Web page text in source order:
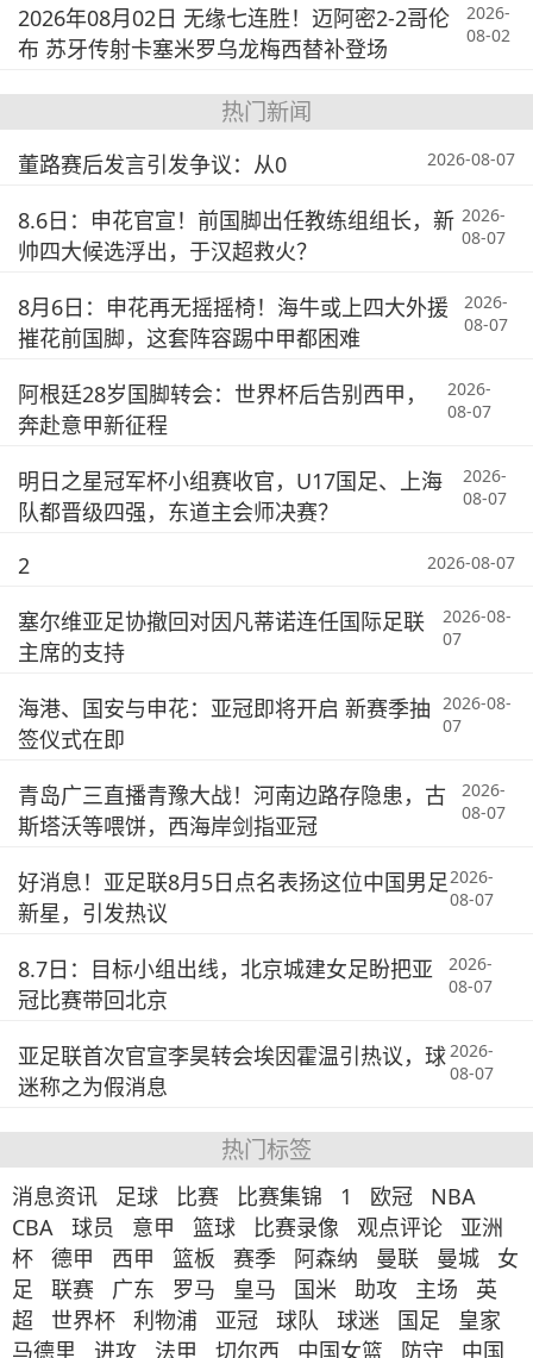
2026年08月02日 无缘七连胜！迈阿密2-2哥伦
布 苏牙传射卡塞米罗乌龙梅西替补登场
2026-
08-02
热门新闻
董路赛后发言引发争议：从0 2026-08-07
8.6日：申花官宣！前国脚出任教练组组长，新
帅四大候选浮出，于汉超救火？
2026-
08-07
8月6日：申花再无摇摇椅！海牛或上四大外援
摧花前国脚，这套阵容踢中甲都困难
2026-
08-07
阿根廷28岁国脚转会：世界杯后告别西甲，
奔赴意甲新征程
2026-
08-07
明日之星冠军杯小组赛收官，U17国足、上海
队都晋级四强，东道主会师决赛？
2026-
08-07
2 2026-08-07
塞尔维亚足协撤回对因凡蒂诺连任国际足联
主席的支持
2026-08-
07
海港、国安与申花：亚冠即将开启 新赛季抽
签仪式在即
2026-08-
07
青岛广三直播青豫大战！河南边路存隐患，古
斯塔沃等喂饼，西海岸剑指亚冠
2026-
08-07
好消息！亚足联8月5日点名表扬这位中国男足
新星，引发热议
2026-
08-07
8.7日：目标小组出线，北京城建女足盼把亚
冠比赛带回北京
2026-
08-07
亚足联首次官宣李昊转会埃因霍温引热议，球
迷称之为假消息
2026-
08-07
热门标签
消息资讯 足球 比赛 比赛集锦 1 欧冠
NBA
CBA
球员 意甲 篮球 比赛录像 观点评论
亚洲
杯
德甲 西甲 篮板 赛季 阿森纳 曼联 曼城
女
足
联赛 广东 罗马 皇马 国米 助攻 主场
英
超
世界杯 利物浦 亚冠 球队 球迷 国足
皇家
马德里
进攻 法甲 切尔西 中国女篮 防守 中国